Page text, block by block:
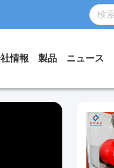
情報 製品 ニュース